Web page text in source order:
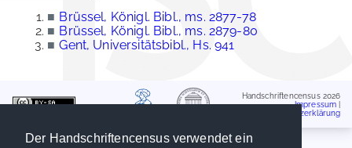
Der Handschriftencensus verwendet ein
■ Brüssel, Königl. Bibl., ms. 2877-78
■ Brüssel, Königl. Bibl., ms. 2879-80
■ Gent, Universitätsbibl., Hs. 941
Handschriftencensus 2026
Impressum
Datenschutzerklärung